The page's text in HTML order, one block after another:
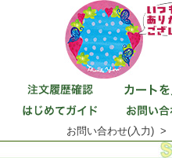
お問い合わせ(入力) >